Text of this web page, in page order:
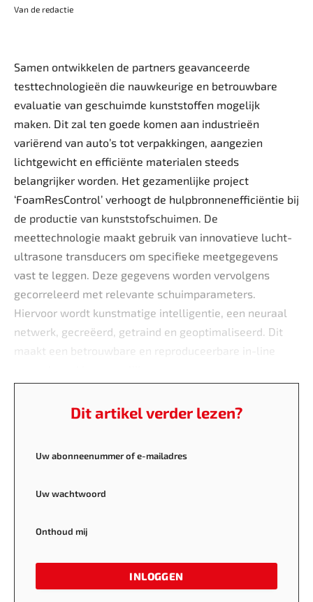
Van de redactie
Samen ontwikkelen de partners geavanceerde
testtechnologieën die nauwkeurige en betrouwbare
evaluatie van geschuimde kunststoffen mogelijk
maken. Dit zal ten goede komen aan industrieën
variërend van auto’s tot verpakkingen, aangezien
lichtgewicht en efficiënte materialen steeds
belangrijker worden. Het gezamenlijke project
‘FoamResControl’ verhoogt de hulpbronnenefficiëntie bij
de productie van kunststofschuimen. De
meettechnologie maakt gebruik van innovatieve lucht-
ultrasone transducers om specifieke meetgegevens
vast te leggen. Deze gegevens worden vervolgens
gecorreleerd met relevante schuimparameters.
Hiervoor wordt kunstmatige intelligentie, een neuraal
netwerk, gecreëerd, getraind en geoptimaliseerd. Dit
maakt een betrouwbare en reproduceerbare in-line
Dit artikel verder lezen?
Uw abonneenummer of e-mailadres
Uw wachtwoord
Onthoud mij
INLOGGEN